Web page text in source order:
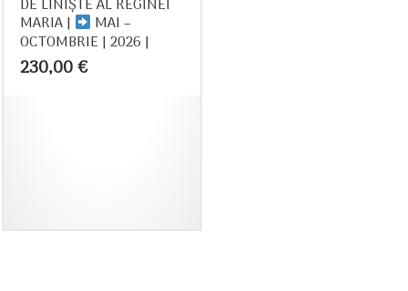
DE LINIŞTE AL REGINEI
MARIA | MAI –
OCTOMBRIE | 2026 |
230,00€